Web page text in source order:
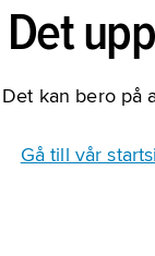
Det
Det kan bero på
Gå till vår